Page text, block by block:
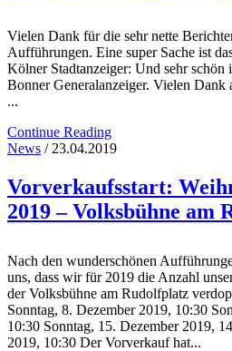
Vielen Dank für die sehr nette
Aufführungen. Eine super Sache ist
Kölner Stadtanzeiger: Und sehr
Bonner Generalanzeiger. Vielen Dank
...
Continue Reading
News / 23.04.2019
Vorverkaufsstart:
2019 – Volksbühne am
Nach den wunderschönen
uns, dass wir für 2019 die Anzahl
der Volksbühne am Rudolfplatz
Sonntag, 8. Dezember 2019, 10:30
10:30 Sonntag, 15. Dezember 2019,
2019, 10:30 Der Vorverkauf hat...